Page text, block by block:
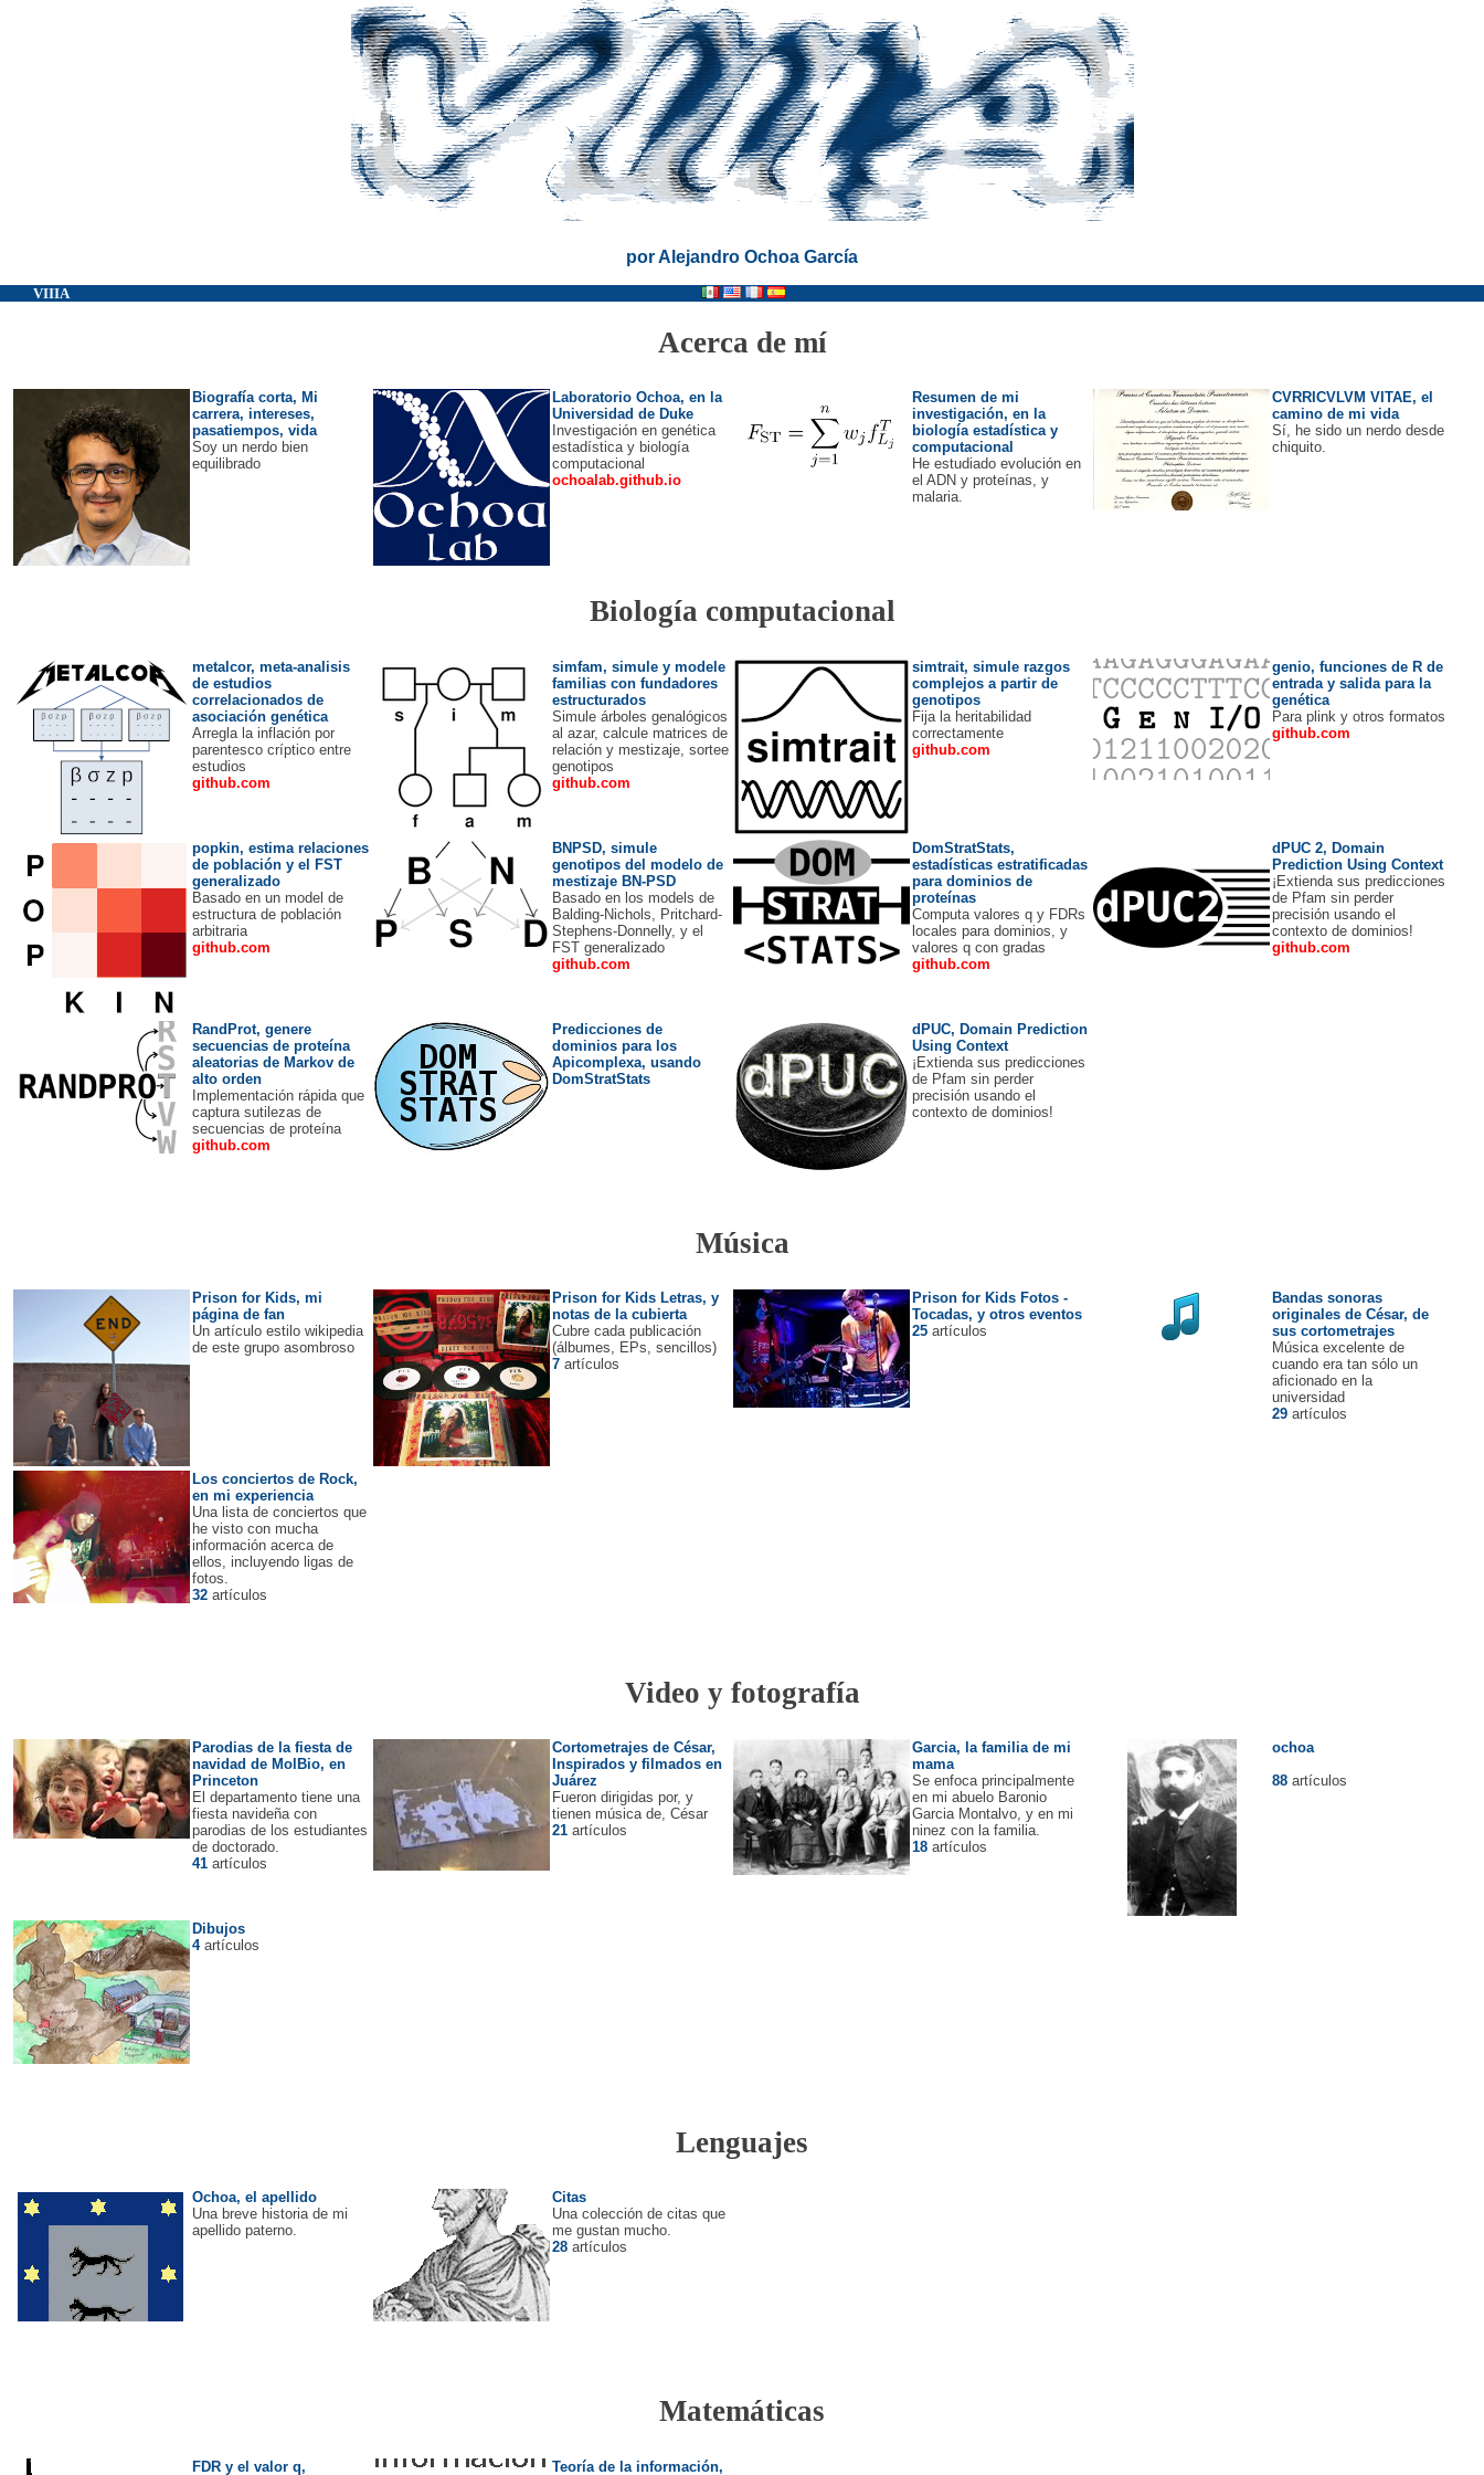
por Alejandro Ochoa García
VIIIA
Acerca de mí
Biografía corta, Mi
carrera, intereses,
pasatiempos, vida
Soy un nerdo bien
equilibrado
Laboratorio Ochoa, en la
Universidad de Duke
Investigación en genética
estadística y biología
computacional
ochoalab.github.io
Resumen de mi
investigación, en la
biología estadística y
computacional
He estudiado evolución en
el ADN y proteínas, y
malaria.
CVRRICVLVM VITAE, el
camino de mi vida
Sí, he sido un nerdo desde
chiquito.
Biología computacional
metalcor, meta-analisis
de estudios
correlacionados de
asociación genética
Arregla la inflación por
parentesco críptico entre
estudios
github.com
simfam, simule y modele
familias con fundadores
estructurados
Simule árboles genalógicos
al azar, calcule matrices de
relación y mestizaje, sortee
genotipos
github.com
simtrait, simule razgos
complejos a partir de
genotipos
Fija la heritabilidad
correctamente
github.com
genio, funciones de R de
entrada y salida para la
genética
Para plink y otros formatos
github.com
popkin, estima relaciones
de población y el FST
generalizado
Basado en un model de
estructura de población
arbitraria
github.com
BNPSD, simule
genotipos del modelo de
mestizaje BN-PSD
Basado en los models de
Balding-Nichols, Pritchard-
Stephens-Donnelly, y el
FST generalizado
github.com
DomStratStats,
estadísticas estratificadas
para dominios de
proteínas
Computa valores q y FDRs
locales para dominios, y
valores q con gradas
github.com
dPUC 2, Domain
Prediction Using Context
¡Extienda sus predicciones
de Pfam sin perder
precisión usando el
contexto de dominios!
github.com
RandProt, genere
secuencias de proteína
aleatorias de Markov de
alto orden
Implementación rápida que
captura sutilezas de
secuencias de proteína
github.com
Predicciones de
dominios para los
Apicomplexa, usando
DomStratStats
dPUC, Domain Prediction
Using Context
¡Extienda sus predicciones
de Pfam sin perder
precisión usando el
contexto de dominios!
Música
Prison for Kids, mi
página de fan
Un artículo estilo wikipedia
de este grupo asombroso
Prison for Kids Letras, y
notas de la cubierta
Cubre cada publicación
(álbumes, EPs, sencillos)
7 artículos
Prison for Kids Fotos -
Tocadas, y otros eventos
25 artículos
Bandas sonoras
originales de César, de
sus cortometrajes
Música excelente de
cuando era tan sólo un
aficionado en la
universidad
29 artículos
Los conciertos de Rock,
en mi experiencia
Una lista de conciertos que
he visto con mucha
información acerca de
ellos, incluyendo ligas de
fotos.
32 artículos
Video y fotografía
Parodias de la fiesta de
navidad de MolBio, en
Princeton
El departamento tiene una
fiesta navideña con
parodias de los estudiantes
de doctorado.
41 artículos
Cortometrajes de César,
Inspirados y filmados en
Juárez
Fueron dirigidas por, y
tienen música de, César
21 artículos
Garcia, la familia de mi
mama
Se enfoca principalmente
en mi abuelo Baronio
Garcia Montalvo, y en mi
ninez con la familia.
18 artículos
ochoa
88 artículos
Dibujos
4artículos
Lenguajes
Ochoa, el apellido
Una breve historia de mi
apellido paterno.
Citas
Una colección de citas que
me gustan mucho.
28 artículos
Matemáticas
FDR y el valor q,
Teoría de la información,